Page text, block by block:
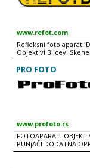
www.refot.com
Refleksni foto aparati
Objektivi Blicevi
1990. godine sa
prodajom foto
područje Srbije i Crne
Hercegovine Danas,
distributer SanDisk
rančeva, Manfrotto i
pružanja pune
jedini licencni servis
tehničke obučenosti,
PRO FOTO
www.profoto.rs
FOTOAPARATI
PUNjAČI DODATNA